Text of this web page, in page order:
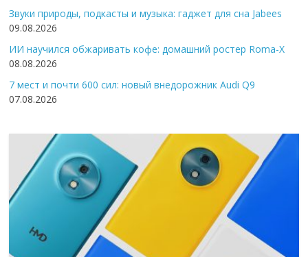
Звуки природы, подкасты и музыка: гаджет для сна Jabees
09.08.2026
ИИ научился обжаривать кофе: домашний ростер Roma-X
08.08.2026
7 мест и почти 600 сил: новый внедорожник Audi Q9
07.08.2026